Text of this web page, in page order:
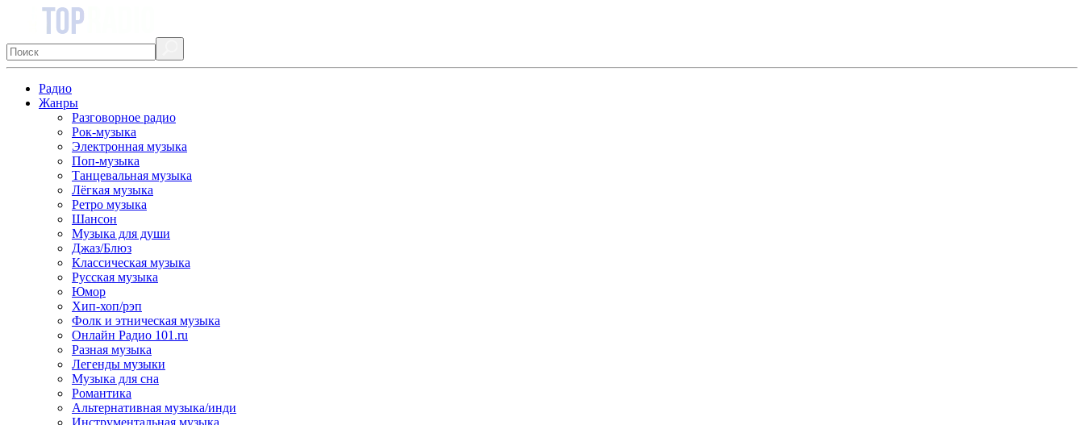
Радио
Жанры
Разговорное радио
Рок-музыка
Электронная музыка
Поп-музыка
Танцевальная музыка
Лёгкая музыка
Ретро музыка
Шансон
Музыка для души
Джаз/Блюз
Классическая музыка
Русская музыка
Юмор
Хип-хоп/рэп
Фолк и этническая музыка
Онлайн Радио 101.ru
Разная музыка
Легенды музыки
Музыка для сна
Романтика
Альтернативная музыка/инди
Инструментальная музыка